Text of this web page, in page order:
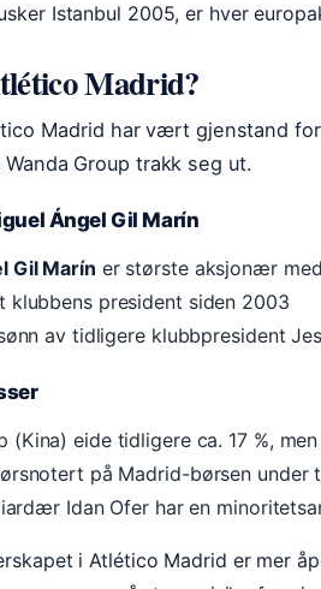
Istanbul 2005, er hver
Madrid?
Madrid har vært gjenstand
Group trakk seg ut.
Ángel Gil Marín
Gil Marín er største aksjonær
klubbens president siden 2003
av tidligere klubbpresident
(Kina) eide tidligere ca. 17 %,
på Madrid-børsen under
Idan Ofer har en
i Atlético Madrid er mer